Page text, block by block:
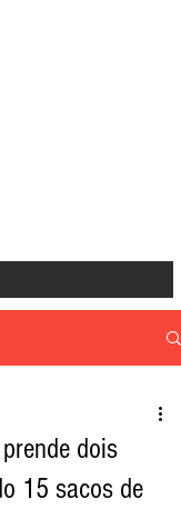
dois
15 sacos de